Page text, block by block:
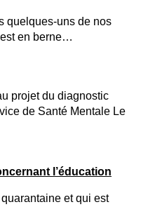
l’éducation
et qui est
projet du diagnostic
de Santé Mentale Le
quelques-uns de nos
est en berne…